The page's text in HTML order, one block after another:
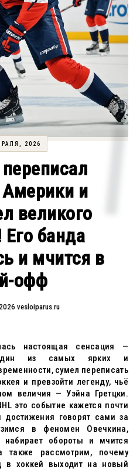
2026
и
великого
Его банда
и мчится в
офф
vesloiparus.ru
настоящая сенсация —
из самых ярких и
сумел переписать
и превзойти легенду, чьё
величия — Уэйна Гретцки.
это событие кажется почти
говорят сами за
в феномен Овечкина,
обороты и мчится
рассмотрим, почему
в хоккей выходит на новый